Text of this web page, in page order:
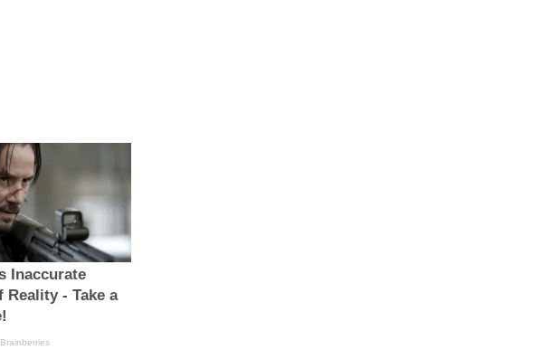
Inaccurate
Reality - Take a
Brainberries